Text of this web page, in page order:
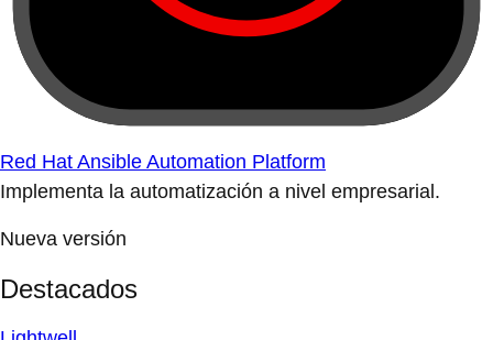
Red Hat Ansible Automation Platform
Implementa la automatización a nivel empresarial.
Nueva versión
Destacados